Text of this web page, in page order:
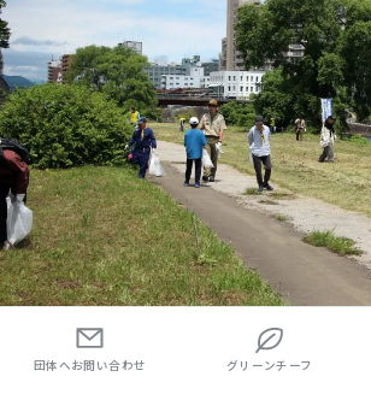
2024/6/1 クリーンキャラバン
団体へお問い合わせ グリーンチーフ